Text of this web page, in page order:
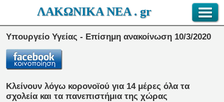
ΛΑΚΩΝΙΚΑ ΝΕΑ . gr
Υπουργείο Υγείας - Επίσημη ανακοίνωση 10/3/2020
Κλείνουν λόγω κορονοϊού για 14 μέρες όλα τα
σχολεία και τα πανεπιστήμια της χώρας